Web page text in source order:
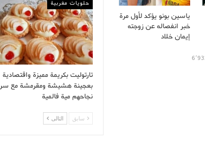
حلويات مغربية
تارتوليت بكريمة مميزة واقتصادية
بعجينة هشيشة ومقرمشة مع سر
نجاحهم مية فالمية
سابق التالى
ياسين بونو يؤكد لأول مرة
خبر انفصاله عن زوجته
إيمان خلاد